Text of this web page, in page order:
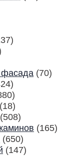
фасада (70)
(18)
(508)
(165)
(650)
(147)